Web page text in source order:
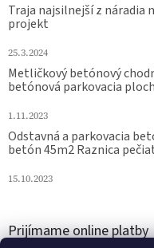
Traja najsilnejší z náradia
projekt
25.3.2024
Metličkový betónový
betónová parkovacia
1.11.2023
Odstavná a parkovacia
betón 45m2 Raznica
15.10.2023
Prijímame online platby